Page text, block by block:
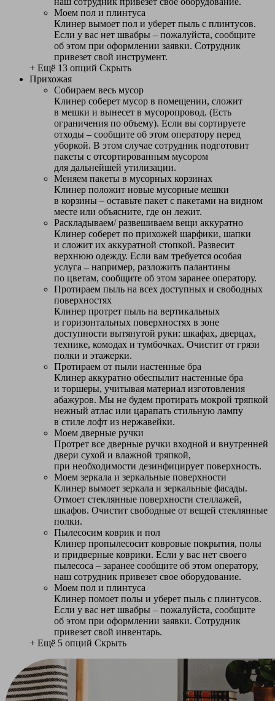
Моем пол и плинтуса
Клинер вымоет пол и уберет пыль с плинтусов.
Если у вас нет швабры – пожалуйста, сообщите
об этом при оформлении заявки. Сотрудник
привезет свой инструмент.
+ Ещё 13 опций Скрыть
Прихожая
Собираем весь мусор
Клинер соберет мусор в помещении, сложит
в мешки и вынесет в мусоропровод. (Есть
ограничения по объему). Если вы сортируете
отходы – сообщите об этом оператору перед
уборкой. В этом случае сотрудник подготовит
пакеты с отсортированным мусором
для дальнейшей утилизации.
Меняем пакеты в мусорных корзинах
Клинер положит новые мусорные мешки
в корзины – оставьте пакет с пакетами на видном
месте или объясните, где он лежит.
Раскладываем/ развешиваем вещи аккуратно
Клинер соберет по прихожей шарфики, шапки
и сложит их аккуратной стопкой. Развесит
верхнюю одежду. Если вам требуется особая
услуга – например, разложить палантины
по цветам, сообщите об этом заранее оператору.
Протираем пыль на всех доступных и свободных
поверхностях
Клинер протрет пыль на вертикальных
и горизонтальных поверхностях в зоне
доступности вытянутой руки: шкафах, дверцах,
технике, комодах и тумбочках. Очистит от грязи
полки и этажерки.
Протираем от пыли настенные бра
Клинер аккуратно обеспылит настенные бра
и торшеры, учитывая материал изготовления
абажуров. Мы не будем протирать мокрой тряпкой
нежный атлас или царапать стильную лампу
в стиле лофт из нержавейки.
Моем дверные ручки
Протрет все дверные ручки входной и внутренней
двери сухой и влажной тряпкой,
при необходимости дезинфицирует поверхность.
Моем зеркала и зеркальные поверхности
Клинер вымоет зеркала и зеркальные фасады.
Отмоет стеклянные поверхности стеллажей,
шкафов. Очистит свободные от вещей стеклянные
полки.
Пылесосим коврик и пол
Клинер пропылесосит ковровые покрытия, полы
и придверные коврики. Если у вас нет своего
пылесоса – заранее сообщите об этом оператору,
наш сотрудник привезет свое оборудование.
Моем пол и плинтуса
Клинер помоет полы и уберет пыль с плинтусов.
Если у вас нет швабры – пожалуйста, сообщите
об этом при оформлении заявки. Сотрудник
привезет свой инвентарь.
+ Ещё 5 опций Скрыть